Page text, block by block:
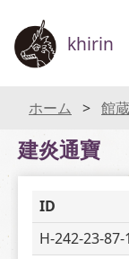
khirin
ホーム 館
建炎通寶
ID
H-242-23-87-